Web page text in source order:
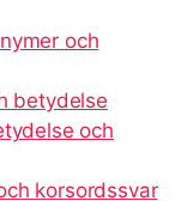
och
betydelse
och
korsordssvar